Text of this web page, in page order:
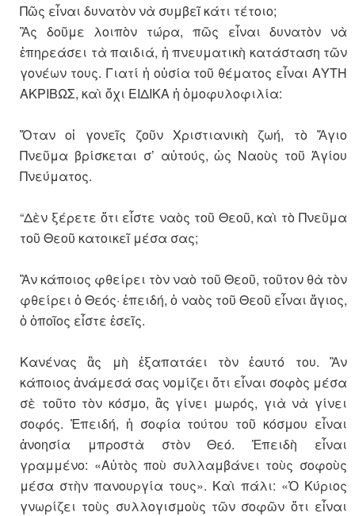
Πῶς εἶναι δυνατὸν νὰ συμβεῖ κάτι τέτοιο;
Ἂς δοῦμε λοιπὸν τώρα, πῶς εἶναι δυνατὸν νὰ
ἐπηρεάσει τὰ παιδιά, ἡ πνευματικὴ κατάσταση τῶν
γονέων τους. Γιατί ἡ οὐσία τοῦ θέματος εἶναι ΑΥΤΗ
ΑΚΡΙΒΩΣ, καὶ ὄχι ΕΙΔΙΚΑ ἡ ὁμοφυλοφιλία:
Ὅταν οἱ γονεῖς ζοῦν Χριστιανικὴ ζωή, τὸ Ἅγιο
Πνεῦμα βρίσκεται σ’ αὐτούς, ὡς Ναοὺς τοῦ Ἁγίου
Πνεύματος.
“Δὲν ξέρετε ὅτι εἶστε ναὸς τοῦ Θεοῦ, καὶ τὸ Πνεῦμα
τοῦ Θεοῦ κατοικεῖ μέσα σας;
Ἂν κάποιος φθείρει τὸν ναὸ τοῦ Θεοῦ, τοῦτον θὰ τὸν
φθείρει ὁ Θεός· ἐπειδή, ὁ ναὸς τοῦ Θεοῦ εἶναι ἅγιος,
ὁ ὁποῖος εἶστε ἐσεῖς.
Κανένας ἂς μὴ ἐξαπατάει τὸν ἑαυτό του. Ἂν
κάποιος ἀνάμεσά σας νομίζει ὅτι εἶναι σοφὸς μέσα
σὲ τοῦτο τὸν κόσμο, ἂς γίνει μωρός, γιὰ νὰ γίνει
σοφός. Ἐπειδή, ἡ σοφία τούτου τοῦ κόσμου εἶναι
ἀνοησία μπροστὰ στὸν Θεό. Ἐπειδὴ εἶναι
γραμμένο: «Αὐτὸς ποὺ συλλαμβάνει τοὺς σοφοὺς
μέσα στὴν πανουργία τους». Καὶ πάλι: «Ὁ Κύριος
γνωρίζει τοὺς συλλογισμοὺς τῶν σοφῶν ὅτι εἶναι